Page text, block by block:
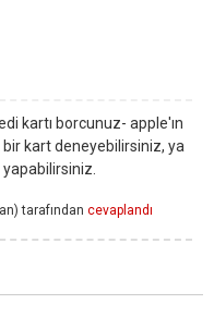
kartı borcunuz- apple'ın
kart deneyebilirsiniz, ya
tarafından cevaplandı